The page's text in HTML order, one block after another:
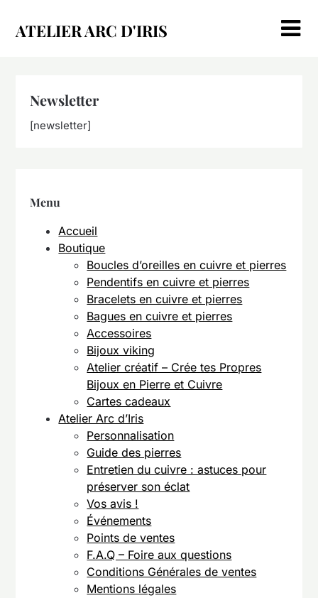
ATELIER ARC D'IRIS
Newsletter
[newsletter]
Menu
Accueil
Boutique
Boucles d’oreilles en cuivre et pierres
Pendentifs en cuivre et pierres
Bracelets en cuivre et pierres
Bagues en cuivre et pierres
Accessoires
Bijoux viking
Atelier créatif – Crée tes Propres
Bijoux en Pierre et Cuivre
Cartes cadeaux
Atelier Arc d’Iris
Personnalisation
Guide des pierres
Entretien du cuivre : astuces pour
préserver son éclat
Vos avis !
Événements
Points de ventes
F.A.Q – Foire aux questions
Conditions Générales de ventes
Mentions légales